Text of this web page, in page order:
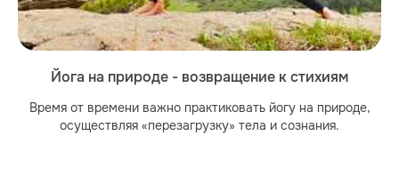
Йога на природе - возвращение к стихиям
Время от времени важно практиковать йогу на природе,
осуществляя «перезагрузку» тела и сознания.